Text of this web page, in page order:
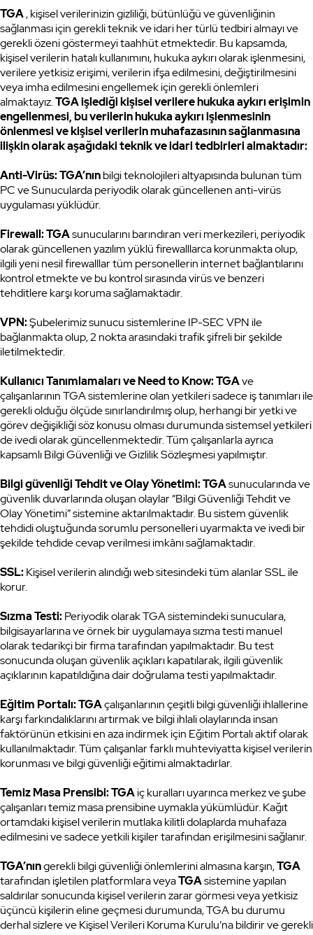
TGA, kişisel verilerinizin gizliliği, bütünlüğü ve güvenliğinin
sağlanması için gerekli teknik ve idari her türlü tedbiri almayı ve
gerekli özeni göstermeyi taahhüt etmektedir. Bu kapsamda,
kişisel verilerin hatalı kullanımını, hukuka aykırı olarak işlenmesini,
verilere yetkisiz erişimi, verilerin ifşa edilmesini, değiştirilmesini
veya imha edilmesini engellemek için gerekli önlemleri
almaktayız.TGA işlediği kişisel verilere hukuka aykırı erişimin
engellenmesi, bu verilerin hukuka aykırı işlenmesinin
önlenmesi ve kişisel verilerin muhafazasının sağlanmasına
ilişkin olarak aşağıdaki teknik ve idari tedbirleri almaktadır:
Anti-Virüs: TGA’nınbilgi teknolojileri altyapısında bulunan tüm
PC ve Sunucularda periyodik olarak güncellenen anti-virüs
uygulaması yüklüdür.
Firewall: TGAsunucularını barındıran veri merkezileri, periyodik
olarak güncellenen yazılım yüklü firewalllarca korunmakta olup,
ilgili yeni nesil firewalllar tüm personellerin internet bağlantılarını
kontrol etmekte ve bu kontrol sırasında virüs ve benzeri
tehditlere karşı koruma sağlamaktadır.
VPN:Şubelerimiz sunucu sistemlerine IP-SEC VPN ile
bağlanmakta olup, 2 nokta arasındaki trafik şifreli bir şekilde
iletilmektedir.
Kullanıcı Tanımlamaları ve Need to Know: TGAve
çalışanlarının TGA sistemlerine olan yetkileri sadece iş tanımları ile
gerekli olduğu ölçüde sınırlandırılmış olup, herhangi bir yetki ve
görev değişikliği söz konusu olması durumunda sistemsel yetkileri
de ivedi olarak güncellenmektedir. Tüm çalışanlarla ayrıca
kapsamlı Bilgi Güvenliği ve Gizlilik Sözleşmesi yapılmıştır.
Bilgi güvenliği Tehdit ve Olay Yönetimi: TGAsunucularında ve
güvenlik duvarlarında oluşan olaylar “Bilgi Güvenliği Tehdit ve
Olay Yönetimi” sistemine aktarılmaktadır. Bu sistem güvenlik
tehdidi oluştuğunda sorumlu personelleri uyarmakta ve ivedi bir
şekilde tehdide cevap verilmesi imkânı sağlamaktadır.
SSL:Kişisel verilerin alındığı web sitesindeki tüm alanlar SSL ile
korur.
Sızma Testi:Periyodik olarak TGA sistemindeki sunuculara,
bilgisayarlarına ve örnek bir uygulamaya sızma testi manuel
olarak tedarikçi bir firma tarafından yapılmaktadır. Bu test
sonucunda oluşan güvenlik açıkları kapatılarak, ilgili güvenlik
açıklarının kapatıldığına dair doğrulama testi yapılmaktadır.
Eğitim Portalı: TGAçalışanlarının çeşitli bilgi güvenliği ihlallerine
karşı farkındalıklarını artırmak ve bilgi ihlali olaylarında insan
faktörünün etkisini en aza indirmek için Eğitim Portalı aktif olarak
kullanılmaktadır. Tüm çalışanlar farklı muhteviyatta kişisel verilerin
korunması ve bilgi güvenliği eğitimi almaktadırlar.
Temiz Masa Prensibi: TGAiç kuralları uyarınca merkez ve şube
çalışanları temiz masa prensibine uymakla yükümlüdür. Kağıt
ortamdaki kişisel verilerin mutlaka kilitli dolaplarda muhafaza
edilmesini ve sadece yetkili kişiler tarafından erişilmesini sağlanır.
TGA’nıngerekli bilgi güvenliği önlemlerini almasına karşın,TGA
tarafından işletilen platformlara veyaTGAsistemine yapılan
saldırılar sonucunda kişisel verilerin zarar görmesi veya yetkisiz
üçüncü kişilerin eline geçmesi durumunda, TGA bu durumu
derhal sizlere ve Kişisel Verileri Koruma Kurulu’na bildirir ve gerekli